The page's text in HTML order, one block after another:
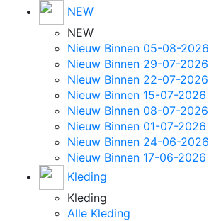
NEW
NEW
Nieuw Binnen 05-08-2026
Nieuw Binnen 29-07-2026
Nieuw Binnen 22-07-2026
Nieuw Binnen 15-07-2026
Nieuw Binnen 08-07-2026
Nieuw Binnen 01-07-2026
Nieuw Binnen 24-06-2026
Nieuw Binnen 17-06-2026
Kleding
Kleding
Alle Kleding